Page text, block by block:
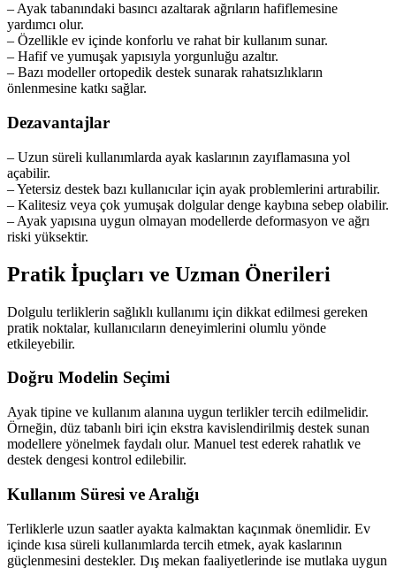
– Ayak tabanındaki basıncı azaltarak ağrıların hafiflemesine
yardımcı olur.
– Özellikle ev içinde konforlu ve rahat bir kullanım sunar.
– Hafif ve yumuşak yapısıyla yorgunluğu azaltır.
– Bazı modeller ortopedik destek sunarak rahatsızlıkların
önlenmesine katkı sağlar.
Dezavantajlar
– Uzun süreli kullanımlarda ayak kaslarının zayıflamasına yol
açabilir.
– Yetersiz destek bazı kullanıcılar için ayak problemlerini artırabilir.
– Kalitesiz veya çok yumuşak dolgular denge kaybına sebep olabilir.
– Ayak yapısına uygun olmayan modellerde deformasyon ve ağrı
riski yüksektir.
Pratik İpuçları ve Uzman Önerileri
Dolgulu terliklerin sağlıklı kullanımı için dikkat edilmesi gereken
pratik noktalar, kullanıcıların deneyimlerini olumlu yönde
etkileyebilir.
Doğru Modelin Seçimi
Ayak tipine ve kullanım alanına uygun terlikler tercih edilmelidir.
Örneğin, düz tabanlı biri için ekstra kavislendirilmiş destek sunan
modellere yönelmek faydalı olur. Manuel test ederek rahatlık ve
destek dengesi kontrol edilebilir.
Kullanım Süresi ve Aralığı
Terliklerle uzun saatler ayakta kalmaktan kaçınmak önemlidir. Ev
içinde kısa süreli kullanımlarda tercih etmek, ayak kaslarının
güçlenmesini destekler. Dış mekan faaliyetlerinde ise mutlaka uygun